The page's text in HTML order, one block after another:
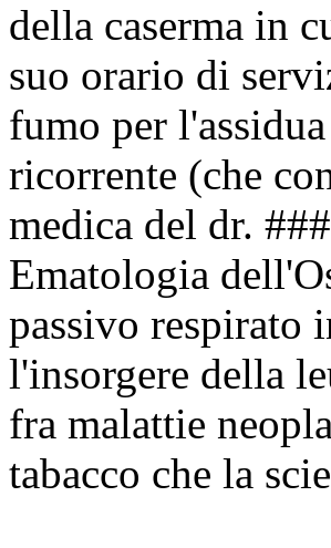
della caserma in
suo orario di
fumo per
ricorrente (che
medica del dr.
Ematologia
passivo respirato
l'insorgere della
fra malattie
tabacco che la